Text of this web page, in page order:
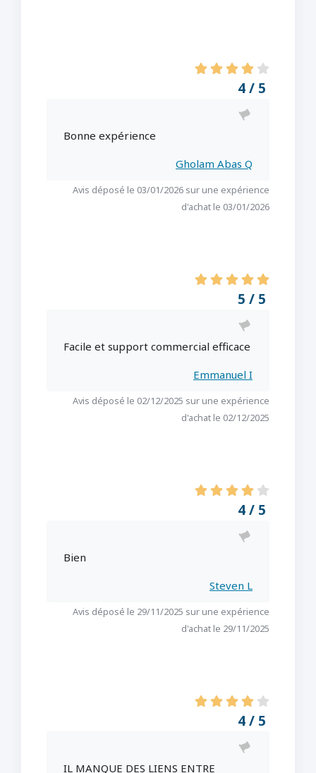
4 / 5
Bonne expérience
Gholam Abas Q
Avis déposé le 03/01/2026 sur une expérience
d'achat le 03/01/2026
5 / 5
Facile et support commercial efficace
Emmanuel I
Avis déposé le 02/12/2025 sur une expérience
d'achat le 02/12/2025
4 / 5
Bien
Steven L
Avis déposé le 29/11/2025 sur une expérience
d'achat le 29/11/2025
4 / 5
IL MANQUE DES LIENS ENTRE